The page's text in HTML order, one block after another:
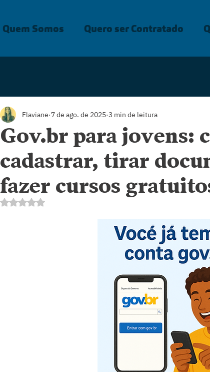
Quem Somos Quero ser Contratado
Gov.br para jovens:
cadastrar, tirar
fazer cursos
Flaviane 7 de ago. de 2025 3 min de leitura
Avaliado com NaN de 5 estrelas.